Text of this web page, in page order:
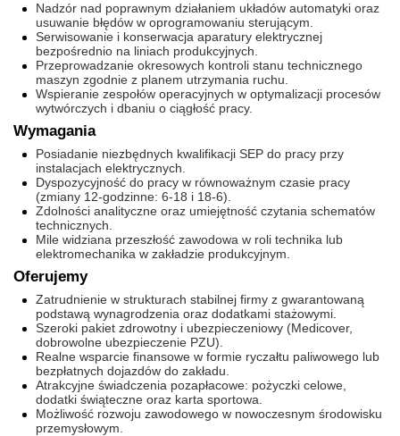
Nadzór nad poprawnym działaniem układów automatyki oraz
usuwanie błędów w oprogramowaniu sterującym.
Serwisowanie i konserwacja aparatury elektrycznej
bezpośrednio na liniach produkcyjnych.
Przeprowadzanie okresowych kontroli stanu technicznego
maszyn zgodnie z planem utrzymania ruchu.
Wspieranie zespołów operacyjnych w optymalizacji procesów
wytwórczych i dbaniu o ciągłość pracy.
Wymagania
Posiadanie niezbędnych kwalifikacji SEP do pracy przy
instalacjach elektrycznych.
Dyspozycyjność do pracy w równoważnym czasie pracy
(zmiany 12-godzinne: 6-18 i 18-6).
Zdolności analityczne oraz umiejętność czytania schematów
technicznych.
Mile widziana przeszłość zawodowa w roli technika lub
elektromechanika w zakładzie produkcyjnym.
Oferujemy
Zatrudnienie w strukturach stabilnej firmy z gwarantowaną
podstawą wynagrodzenia oraz dodatkami stażowymi.
Szeroki pakiet zdrowotny i ubezpieczeniowy (Medicover,
dobrowolne ubezpieczenie PZU).
Realne wsparcie finansowe w formie ryczałtu paliwowego lub
bezpłatnych dojazdów do zakładu.
Atrakcyjne świadczenia pozapłacowe: pożyczki celowe,
dodatki świąteczne oraz karta sportowa.
Możliwość rozwoju zawodowego w nowoczesnym środowisku
przemysłowym.